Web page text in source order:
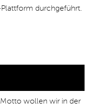
durchgeführt.
wollen wir in der